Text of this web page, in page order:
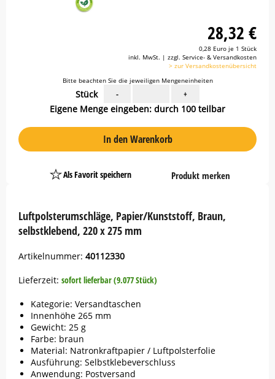
Luftpolsterumschläge, Papier/Kunststoff, Braun,
selbstklebend, 220 x 275 mm
Artikelnummer: 40112330
Lieferzeit: sofort lieferbar (9.077 Stück)
Kategorie: Versandtaschen
Innenhöhe 265 mm
Gewicht: 25 g
Farbe: braun
Material: Natronkraftpapier / Luftpolsterfolie
Ausführung: Selbstklebeverschluss
Anwendung: Postversand
28,32 €
0,28 Euro je 1 Stück
inkl. MwSt. | zzgl. Service- & Versandkosten
> zur Versandkostenübersicht
Bitte beachten Sie die jeweiligen Mengeneinheiten
Stück - +
Eigene Menge eingeben: durch 100 teilbar
In den Warenkorb
Als Favorit speichern
PlatzhalterProdukt merken